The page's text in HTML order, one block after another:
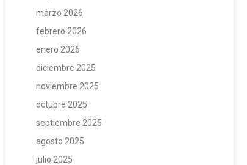
marzo 2026
febrero 2026
enero 2026
diciembre 2025
noviembre 2025
octubre 2025
septiembre 2025
agosto 2025
julio 2025